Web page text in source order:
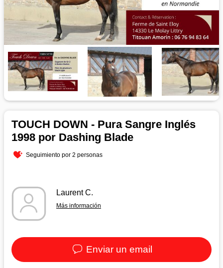
TOUCH DOWN - Pura Sangre Inglés
1998 por Dashing Blade
Seguimiento por 2 personas
Laurent C.
Más información
Enviar un email